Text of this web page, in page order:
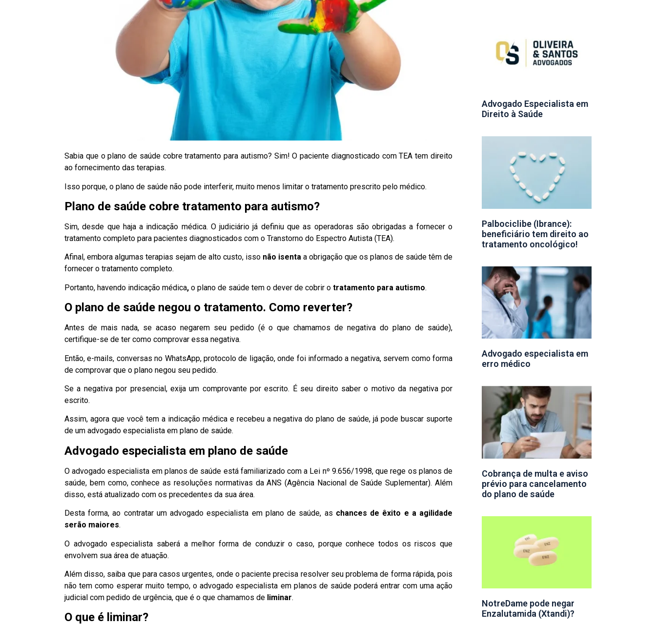
Sabia que o plano de saúde cobre tratamento para autismo? Sim! O paciente diagnosticado com TEA tem direito
ao fornecimento das terapias.
Isso porque, o plano de saúde não pode interferir, muito menos limitar o tratamento prescrito pelo médico.
Plano de saúde cobre tratamento para autismo?
Sim, desde que haja a indicação médica. O judiciário já definiu que as operadoras são obrigadas a fornecer o
tratamento completo para pacientes diagnosticados com o Transtorno do Espectro Autista (TEA).
Afinal, embora algumas terapias sejam de alto custo, isso não isenta a obrigação que os planos de saúde têm de
fornecer o tratamento completo.
Portanto, havendo indicação médica, o plano de saúde tem o dever de cobrir o tratamento para autismo.
O plano de saúde negou o tratamento. Como reverter?
Antes de mais nada, se acaso negarem seu pedido (é o que chamamos de negativa do plano de saúde),
certifique-se de ter como comprovar essa negativa.
Então, e-mails, conversas no WhatsApp, protocolo de ligação, onde foi informado a negativa, servem como forma
de comprovar que o plano negou seu pedido.
Se a negativa por presencial, exija um comprovante por escrito. É seu direito saber o motivo da negativa por
escrito.
Assim, agora que você tem a indicação médica e recebeu a negativa do plano de saúde, já pode buscar suporte
de um advogado especialista em plano de saúde.
Advogado especialista em plano de saúde
O advogado especialista em planos de saúde está familiarizado com a Lei nº 9.656/1998, que rege os planos de
saúde, bem como, conhece as resoluções normativas da ANS (Agência Nacional de Saúde Suplementar). Além
disso, está atualizado com os precedentes da sua área.
Desta forma, ao contratar um advogado especialista em plano de saúde, as chances de êxito e a agilidade
serão maiores.
O advogado especialista saberá a melhor forma de conduzir o caso, porque conhece todos os riscos que
envolvem sua área de atuação.
Além disso, saiba que para casos urgentes, onde o paciente precisa resolver seu problema de forma rápida, pois
não tem como esperar muito tempo, o advogado especialista em planos de saúde poderá entrar com uma ação
judicial com pedido de urgência, que é o que chamamos de liminar.
O que é liminar?
Advogado Especialista em
Direito à Saúde
Palbociclibe (Ibrance):
beneficiário tem direito ao
tratamento oncológico!
Advogado especialista em
erro médico
Cobrança de multa e aviso
prévio para cancelamento
do plano de saúde
NotreDame pode negar
Enzalutamida (Xtandi)?